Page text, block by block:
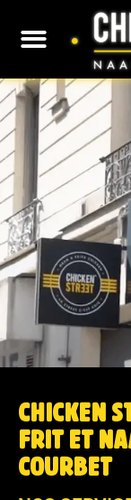
CHICKEN
FRIT ET
COURBET